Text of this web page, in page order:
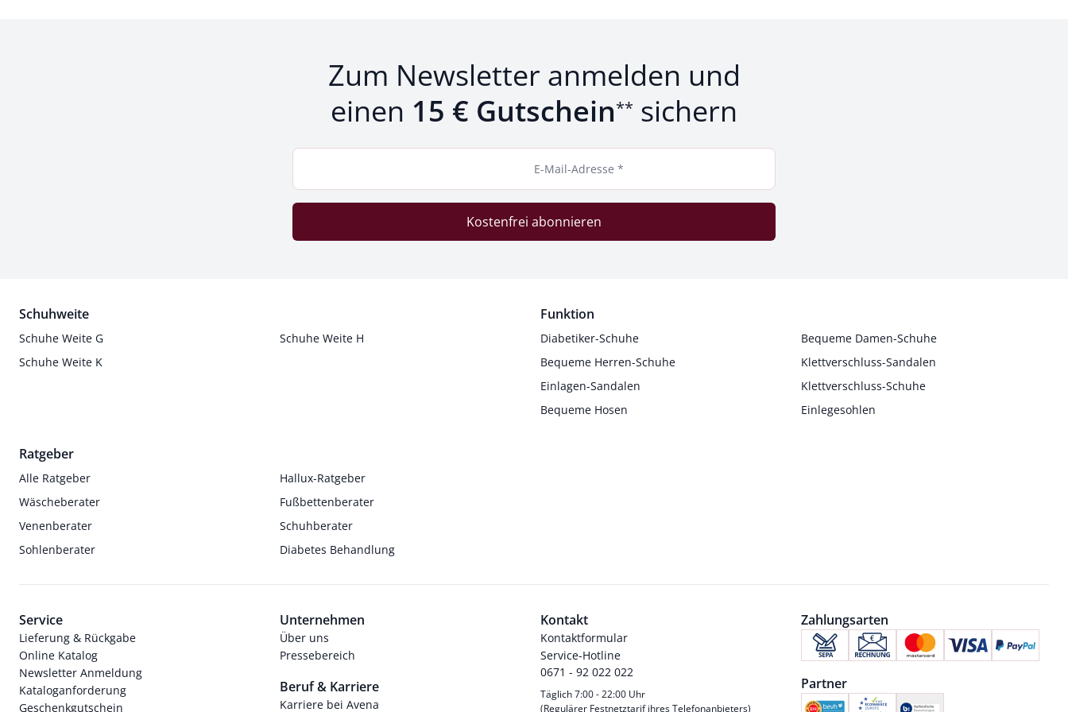
Zum Newsletter anmelden und
einen 15 € Gutschein** sichern
E-Mail-Adresse *
Kostenfrei abonnieren
Schuhweite
Schuhe Weite G
Schuhe Weite H
Schuhe Weite K
Funktion
Diabetiker-Schuhe
Bequeme Damen-Schuhe
Bequeme Herren-Schuhe
Klettverschluss-Sandalen
Einlagen-Sandalen
Klettverschluss-Schuhe
Bequeme Hosen
Einlegesohlen
Ratgeber
Alle Ratgeber
Hallux-Ratgeber
Wäscheberater
Fußbettenberater
Venenberater
Schuhberater
Sohlenberater
Diabetes Behandlung
Service
Lieferung & Rückgabe
Online Katalog
Newsletter Anmeldung
Kataloganforderung
Geschenkgutschein
Unternehmen
Über uns
Pressebereich
Beruf & Karriere
Karriere bei Avena
Kontakt
Kontaktformular
Service-Hotline
0671 - 92 022 022
Täglich 7:00 - 22:00 Uhr
(Regulärer Festnetztarif ihres Telefonanbieters)
Zahlungsarten
Partner